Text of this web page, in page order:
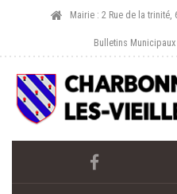
Mairie : 2 Rue de la
Bulletins Municipaux